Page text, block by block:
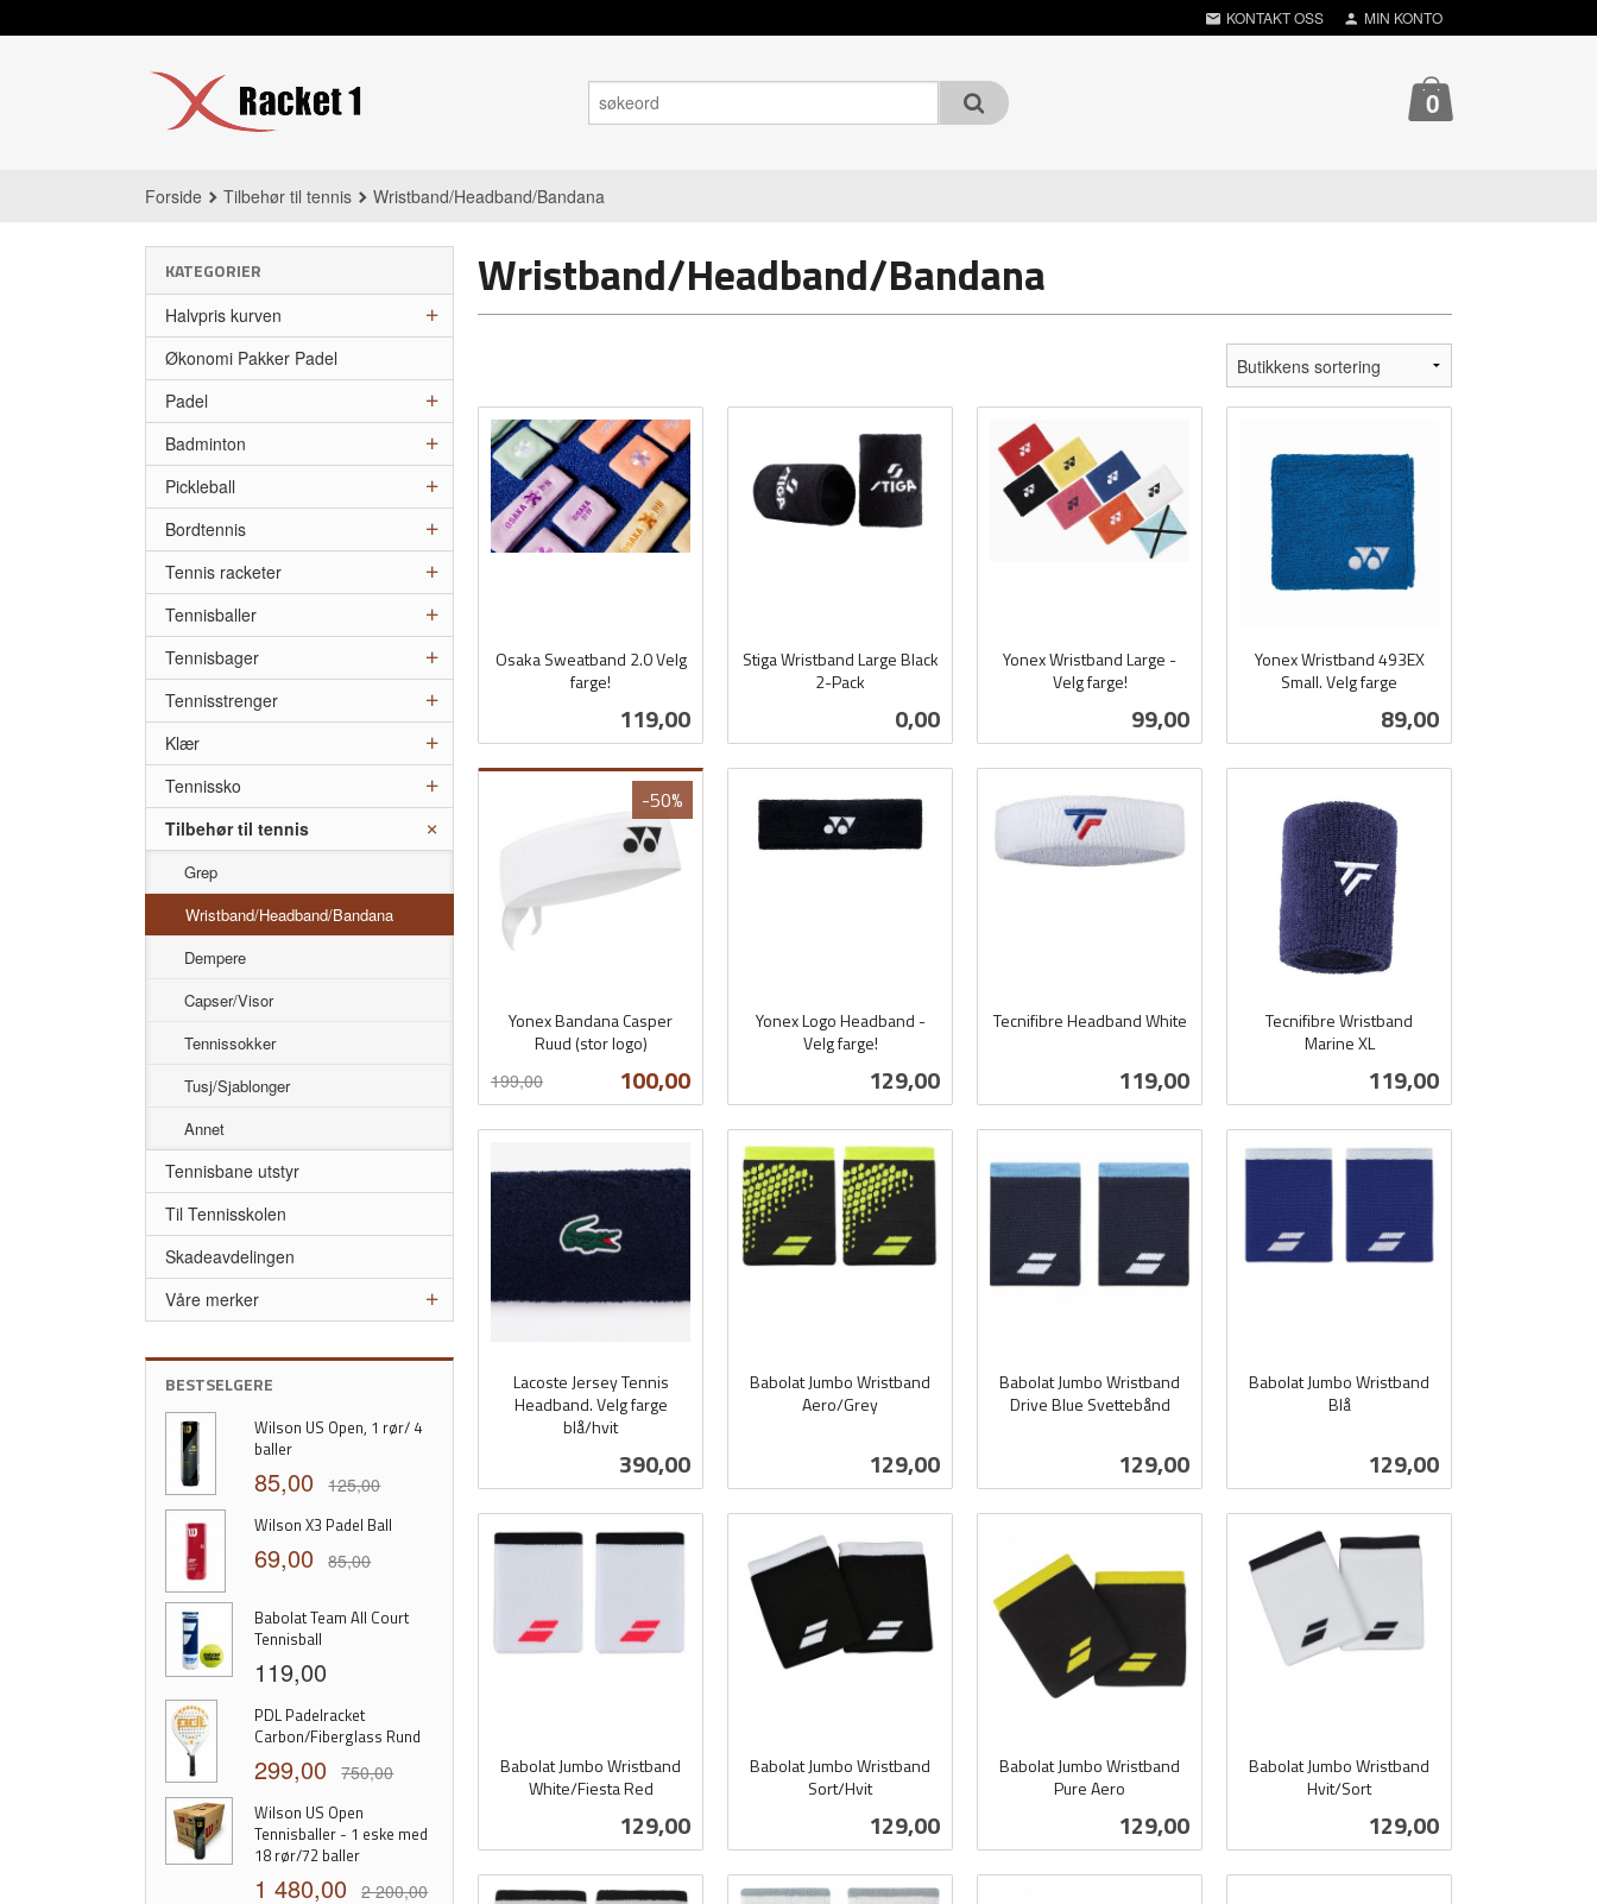
til
KONTAKT OSS MIN KONTO
0
Forside Tilbehør til tennis Wristband/Headband/Bandana
Wristband/Headband/Bandana
Osaka Sweatband 2.0 Velg
farge!
Pris
119,00
Stiga Wristband Large Black
2-Pack
Pris
0,00
Les mer
Yonex Wristband Large -
Velg farge!
Pris
99,00
Les mer
Yonex Wristband 493EX
Small. Velg farge
Pris
89,00
Yonex Bandana Casper
Ruud (stor logo)
Tilbud
100,00
199,00
-50%
mva.
Yonex Logo Headband -
Velg farge!
Pris
129,00
Les mer
Tecnifibre Headband White
Pris
119,00
Tecnifibre Wristband
Marine XL
Pris
119,00
Kjøp
Lacoste Jersey Tennis
Headband. Velg farge
blå/hvit
Pris
390,00
Les mer
Babolat Jumbo Wristband
Aero/Grey
Pris
129,00
Kjøp
Babolat Jumbo Wristband
Drive Blue Svettebånd
Pris
129,00
Babolat Jumbo Wristband
Blå
Pris
129,00
Kjøp
Babolat Jumbo Wristband
White/Fiesta Red
Pris
129,00
Babolat Jumbo Wristband
Sort/Hvit
Pris
129,00
Babolat Jumbo Wristband
Pure Aero
Pris
129,00
Babolat Jumbo Wristband
Hvit/Sort
Pris
129,00
KATEGORIER
Halvpris kurven
Økonomi Pakker Padel
Padel
Badminton
Pickleball
Bordtennis
Tennis racketer
Tennisballer
Tennisbager
Tennisstrenger
Klær
Tennissko
Tilbehør til tennis
Grep
Wristband/Headband/Bandana
Dempere
Capser/Visor
Tennissokker
Tusj/Sjablonger
Annet
Tennisbane utstyr
Til Tennisskolen
Skadeavdelingen
Våre merker
BESTSELGERE
Wilson US Open, 1 rør/ 4
baller
85,00
125,00
Wilson X3 Padel Ball
69,00 85,00
Babolat Team All Court
Tennisball
119,00
PDL Padelracket
Carbon/Fiberglass Rund
299,00
750,00
Wilson US Open
Tennisballer - 1 eske med
18 rør/72 baller
1 480,00 2 200,00